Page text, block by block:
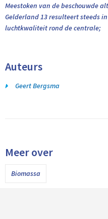
Meestoken van de beschouwde
Gelderland 13 resulteert steeds
luchtkwaliteit rond de centrale;
Auteurs
Geert Bergsma
Meer over
Biomassa